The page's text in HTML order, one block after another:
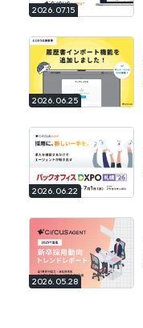
2026.07.15
2026.06.25
2026.06.22
2026.05.28